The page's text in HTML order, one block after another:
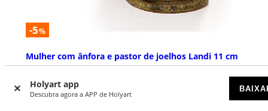
Holyart app
Descubra agora a APP de Holyart
-5%
Mulher com ânfora e pastor de joelhos Landi 11 cm